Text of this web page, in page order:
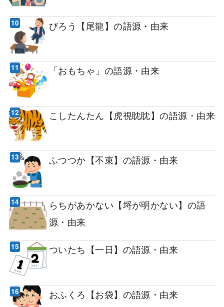
びろう【尾龍】の語源・由来
「おもちゃ」の語源・由来
こしたんたん【虎視眈眈】の語源・由来
ふつつか【不束】の語源・由来
らちがあかない【埒が明かない】の語
源・由来
ついたち【一日】の語源・由来
おふくろ【お袋】の語源・由来